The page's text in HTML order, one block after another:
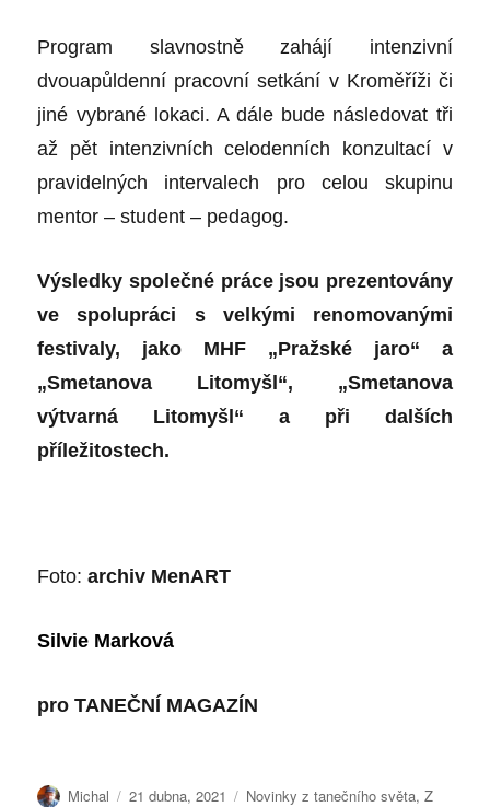
Program slavnostně zahájí intenzivní
dvouapůldenní pracovní setkání v Kroměříži či
jiné vybrané lokaci. A dále bude následovat tři
až pět intenzivních celodenních konzultací v
pravidelných intervalech pro celou skupinu
mentor – student – pedagog.
Výsledky společné práce jsou prezentovány
ve spolupráci s velkými renomovanými
festivaly, jako MHF „Pražské jaro“ a
„Smetanova Litomyšl“, „Smetanova
výtvarná Litomyšl“ a při dalších
příležitostech.
Foto:archiv MenART
Silvie Marková
proTANEČNÍ MAGAZÍN
Autor:
Michal Publikováno:
21 dubna, 2021 Rubriky:
Novinky z tanečního světa,Z